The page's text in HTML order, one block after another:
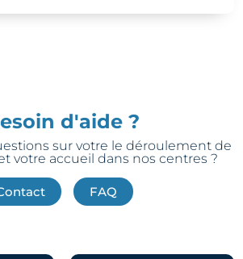
d'aide ?
sur votre le déroulement de
votre accueil dans nos centres ?
FAQ